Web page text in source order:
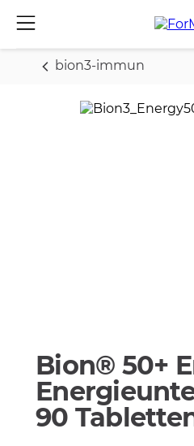
bion3-immun
Bion® 50+
90